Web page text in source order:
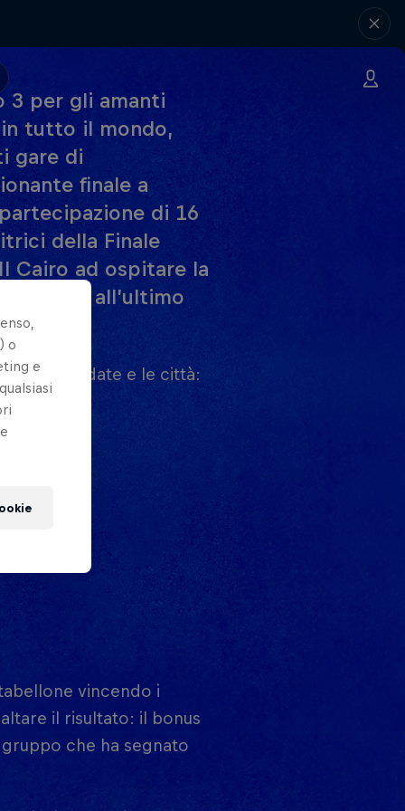
3 per gli amanti
tutto il mondo,
gare di
finale a
di 16
della Finale
Cairo ad ospitare la
fino all’ultimo
Ecco le date e le città:
vincendo i
il risultato: il bonus
che ha segnato
o
e